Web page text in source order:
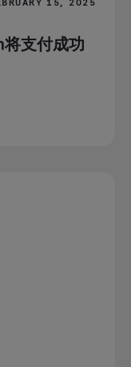
15, 2025
支付成功